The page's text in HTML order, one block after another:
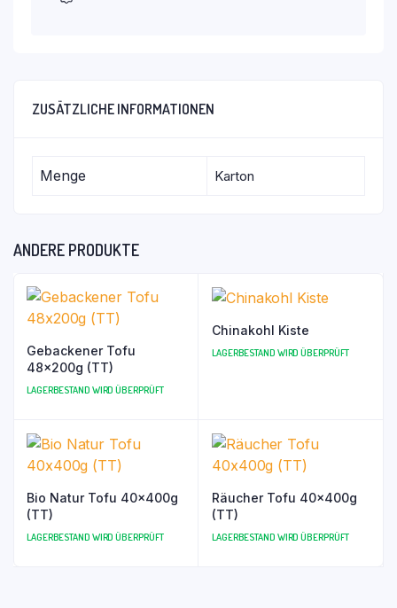
ZUSÄTZLICHE INFORMATIONEN
Menge Karton
ANDERE PRODUKTE
Gebackener Tofu
48x200g (TT)
LAGERBESTAND WIRD ÜBERPRÜFT
Chinakohl Kiste
LAGERBESTAND WIRD ÜBERPRÜFT
Bio Natur Tofu 40x400g
(TT)
LAGERBESTAND WIRD ÜBERPRÜFT
Räucher Tofu 40x400g
(TT)
LAGERBESTAND WIRD ÜBERPRÜFT